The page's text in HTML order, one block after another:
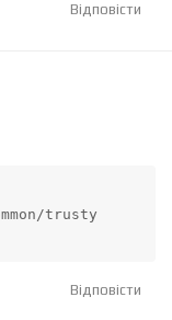
Відповісти
trusty
Відповісти